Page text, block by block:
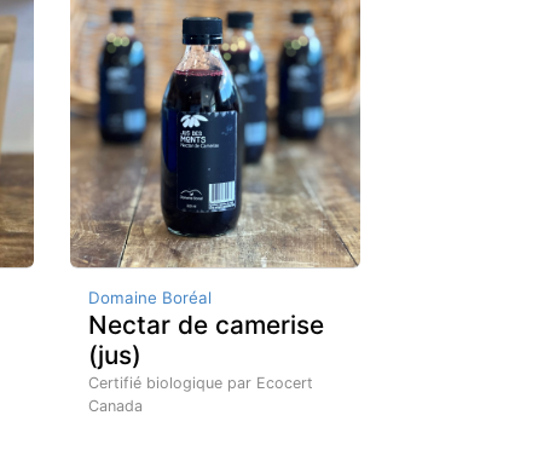
Domaine Boréal
Nectar de camerise
(jus)
Certifié biologique par Ecocert
Canada